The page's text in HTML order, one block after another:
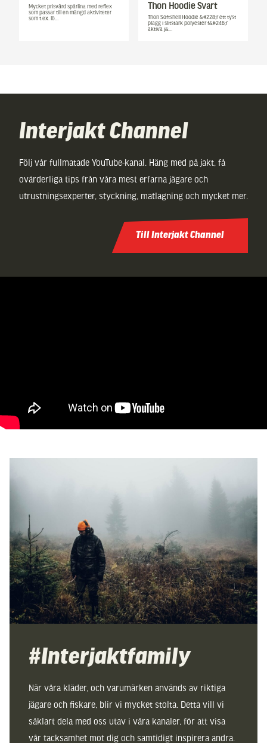
Mycket prisvärd spårlina med reflex
som passar till en mängd aktiviteter
som t.ex. lö…
Thon Hoodie Svart
Thon Softshell Hoodie &#228;r ett tyst
plagg i slitstark polyester f&#246;r
aktiva j&…
Interjakt Channel
Följ vår fullmatade YouTube-kanal. Häng med på jakt, få
ovärderliga tips från våra mest erfarna jägare och
utrustningsexperter, styckning, matlagning och mycket mer.
Till Interjakt Channel
#Interjaktfamily
När våra kläder, och varumärken används av riktiga
jägare och fiskare, blir vi mycket stolta. Detta vill vi
såklart dela med oss utav i våra kanaler, för att visa
vår tacksamhet mot dig och samtidigt inspirera andra.